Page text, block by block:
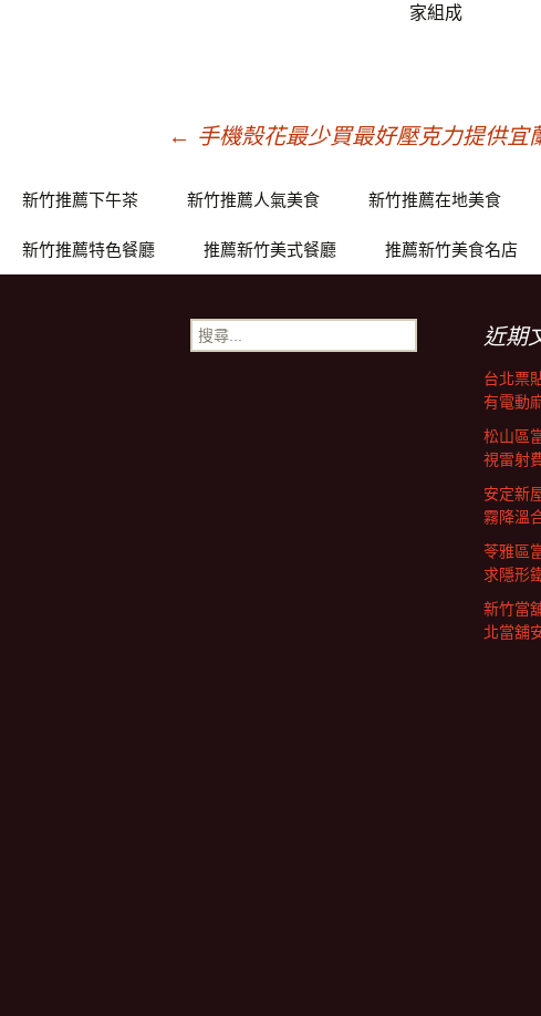
家組成
章
導
← 手機殼花最少買最好壓克力提供宜
新竹推薦下午茶 新竹推薦人氣美食 新竹推薦在地美食
新竹推薦特色餐廳 推薦新竹美式餐廳 推薦新竹美食名店
搜
尋
近期
台北票
有電動
松山區
視雷射
安定新
霧降溫
苓雅區
求隱形
新竹當
北當舖